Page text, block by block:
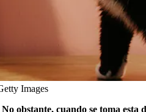
Images
No obstante, cuando se toma esta